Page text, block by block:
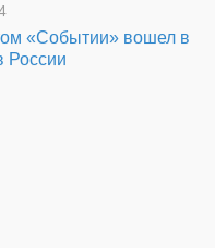
«Событии» вошел в
России